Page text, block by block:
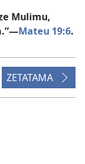
Mulimu,
Mateu 19:6.
ZETATAMA